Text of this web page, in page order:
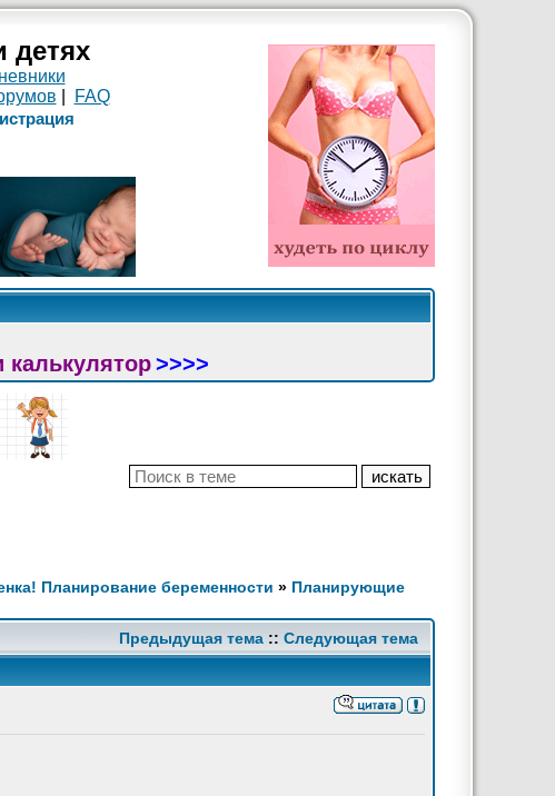
детях
FAQ
калькулятор>>>>
Планирование беременности » Планирующие
Предыдущая тема :: Следующая тема